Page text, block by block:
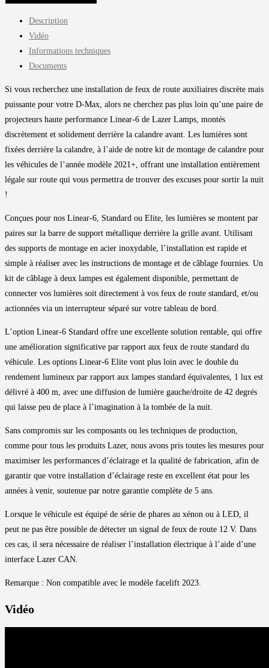
Description
Vidéo
Informations techniques
Documents
Si vous recherchez une installation de feux de route auxiliaires discrète mais
puissante pour votre D-Max, alors ne cherchez pas plus loin qu’une paire de
projecteurs haute performance Linear-6 de Lazer Lamps, montés
discrètement et solidement derrière la calandre avant. Les lumières sont
fixées derrière la calandre, à l’aide de notre kit de montage de calandre pour
les véhicules de l’année modèle 2021+, offrant une installation entièrement
légale sur route qui vous permettra de trouver des excuses pour sortir la nuit
!
Conçues pour nos Linear-6, Standard ou Elite, les lumières se montent par
paires sur la barre de support métallique derrière la grille avant. Utilisant
des supports de montage en acier inoxydable, l’installation est rapide et
simple à réaliser avec les instructions de montage et de câblage fournies. Un
kit de câblage à deux lampes est également disponible, permettant de
connecter vos lumières soit directement à vos feux de route standard, et/ou
actionnées via un interrupteur séparé sur votre tableau de bord.
L’option Linear-6 Standard offre une excellente solution rentable, qui offre
une amélioration significative par rapport aux feux de route standard du
véhicule. Les options Linear-6 Elite vont plus loin avec le double du
rendement lumineux par rapport aux lampes standard équivalentes, 1 lux est
délivré à 400 m, avec une diffusion de lumière gauche/droite de 42 degrés
qui laisse peu de place à l’imagination à la tombée de la nuit.
Sans compromis sur les composants ou les techniques de production,
comme pour tous les produits Lazer, nous avons pris toutes les mesures pour
maximiser les performances d’éclairage et la qualité de fabrication, afin de
garantir que votre installation d’éclairage reste en excellent état pour les
années à venir, soutenue par notre garantie complète de 5 ans.
Lorsque le véhicule est équipé de série de phares au xénon ou à LED, il
peut ne pas être possible de détecter un signal de feux de route 12 V. Dans
ces cas, il sera nécessaire de réaliser l’installation électrique à l’aide d’une
interface Lazer CAN.
Remarque : Non compatible avec le modèle facelift 2023.
Vidéo